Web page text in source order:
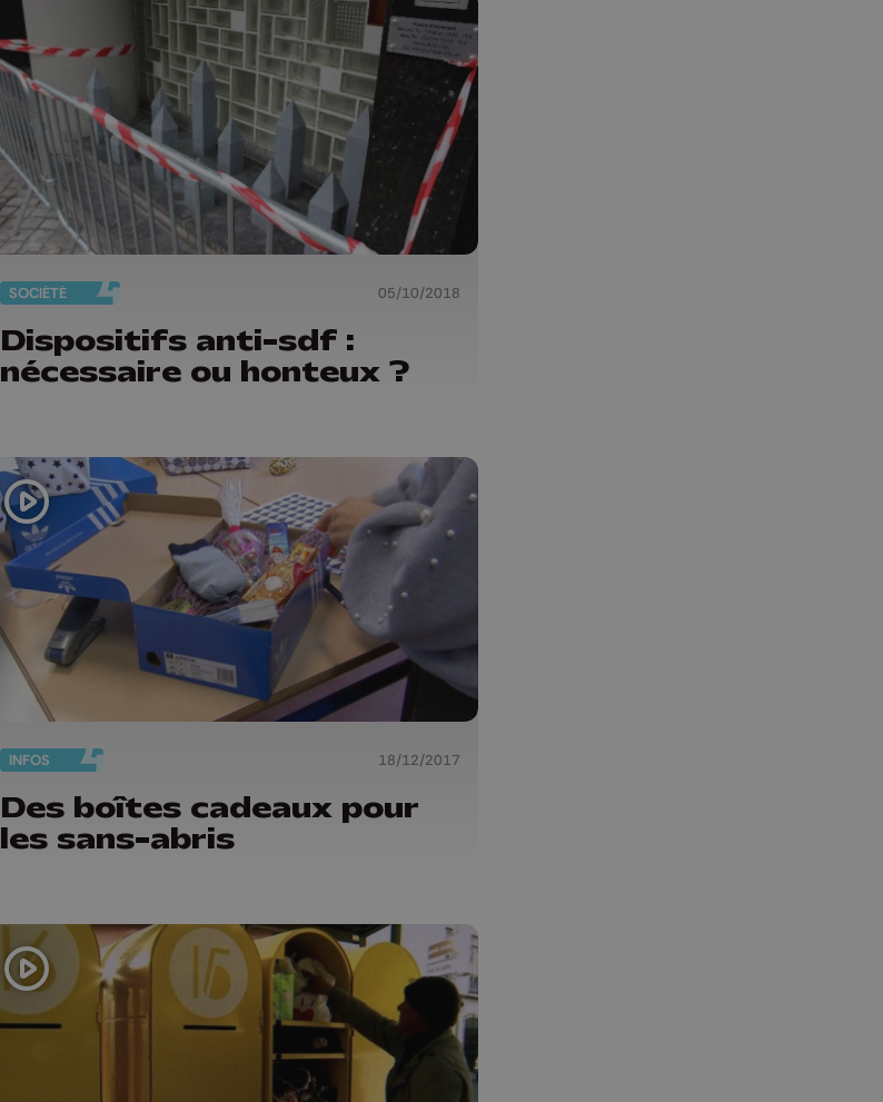
SOCIÉTÉ 05/10/2018
Dispositifs anti-sdf :
nécessaire ou honteux ?
INFOS 18/12/2017
Des boîtes cadeaux pour
les sans-abris